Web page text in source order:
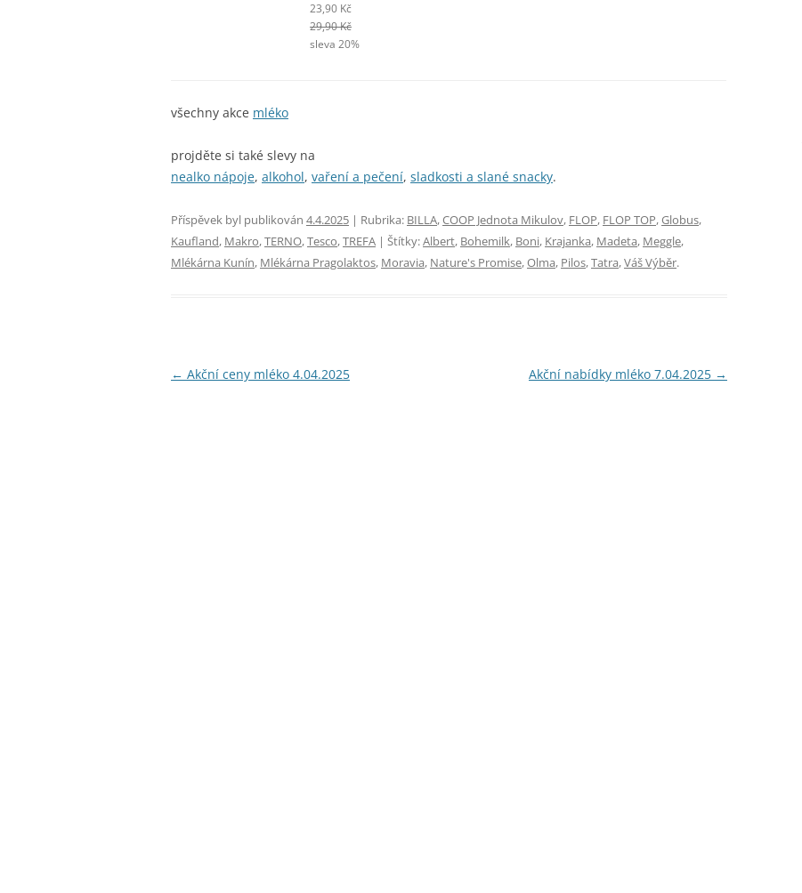
23,90 Kč
29,90 Kč
sleva 20%
všechny akce mléko
projděte si také slevy na
nealko nápoje, alkohol, vaření a pečení, sladkosti a slané snacky.
Příspěvek byl publikován 4.4.2025 | Rubrika: BILLA,COOP Jednota Mikulov, FLOP, FLOP TOP,Globus,
Kaufland, Makro,TERNO,Tesco,TREFA | Štítky:Albert, Bohemilk, Boni, Krajanka, Madeta, Meggle,
Mlékárna Kunín, Mlékárna Pragolaktos, Moravia, Nature's Promise,Olma, Pilos,Tatra,Váš Výběr.
Navigace
← Akční ceny mléko 4.04.2025 Akční nabídky mléko 7.04.2025 →